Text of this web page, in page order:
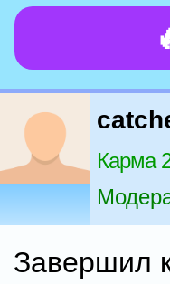
Карма
Завершил